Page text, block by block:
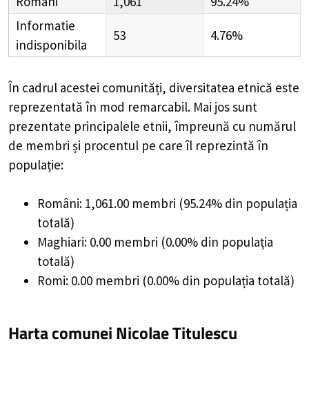
Informatie
indisponibila
53 4.76%
În cadrul acestei comunități, diversitatea etnică este
reprezentată în mod remarcabil. Mai jos sunt
prezentate principalele etnii, împreună cu numărul
de membri și procentul pe care îl reprezintă în
populație:
Români: 1,061.00 membri (95.24% din populația
totală)
Maghiari: 0.00 membri (0.00% din populația
totală)
Romi: 0.00 membri (0.00% din populația totală)
Harta comunei Nicolae Titulescu